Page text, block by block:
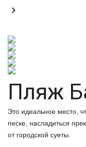

Пляж
Это идеальное место,
песке, насладиться
от городской суеты.